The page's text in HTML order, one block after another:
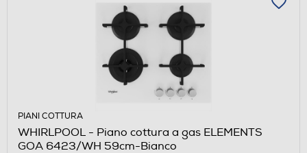
PIANI COTTURA
WHIRLPOOL - Piano cottura a gas ELEMENTS
GOA 6423/WH 59cm-Bianco